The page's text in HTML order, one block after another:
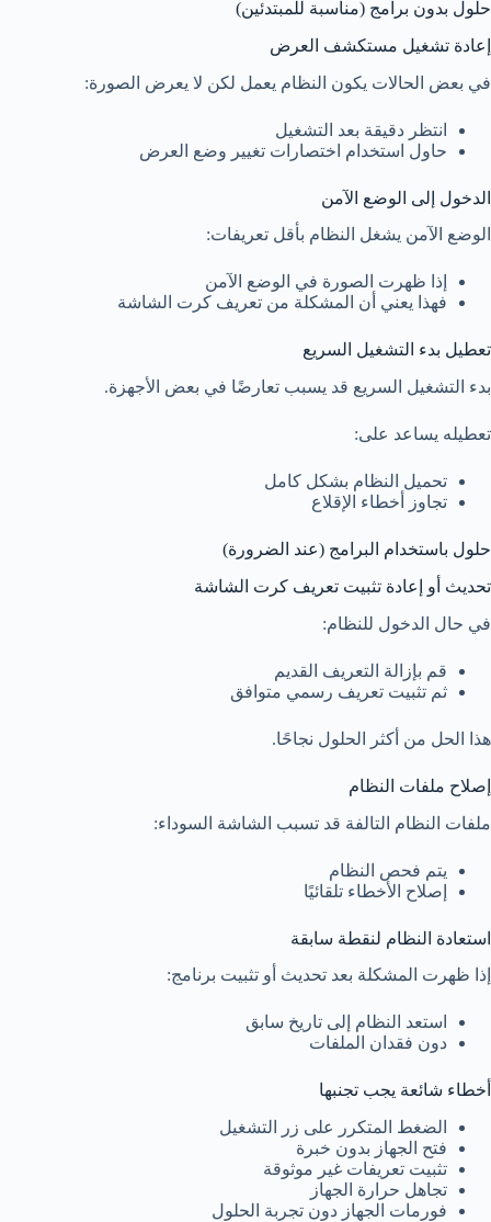
حلول بدون برامج (مناسبة للمبتدئين)
إعادة تشغيل مستكشف العرض
في بعض الحالات يكون النظام يعمل لكن لا يعرض الصورة:
انتظر دقيقة بعد التشغيل
حاول استخدام اختصارات تغيير وضع العرض
الدخول إلى الوضع الآمن
الوضع الآمن يشغل النظام بأقل تعريفات:
إذا ظهرت الصورة في الوضع الآمن
فهذا يعني أن المشكلة من تعريف كرت الشاشة
تعطيل بدء التشغيل السريع
بدء التشغيل السريع قد يسبب تعارضًا في بعض الأجهزة.
تعطيله يساعد على:
تحميل النظام بشكل كامل
تجاوز أخطاء الإقلاع
حلول باستخدام البرامج (عند الضرورة)
تحديث أو إعادة تثبيت تعريف كرت الشاشة
في حال الدخول للنظام:
قم بإزالة التعريف القديم
ثم تثبيت تعريف رسمي متوافق
هذا الحل من أكثر الحلول نجاحًا.
إصلاح ملفات النظام
ملفات النظام التالفة قد تسبب الشاشة السوداء:
يتم فحص النظام
إصلاح الأخطاء تلقائيًا
استعادة النظام لنقطة سابقة
إذا ظهرت المشكلة بعد تحديث أو تثبيت برنامج:
استعد النظام إلى تاريخ سابق
دون فقدان الملفات
أخطاء شائعة يجب تجنبها
الضغط المتكرر على زر التشغيل
فتح الجهاز بدون خبرة
تثبيت تعريفات غير موثوقة
تجاهل حرارة الجهاز
فورمات الجهاز دون تجربة الحلول